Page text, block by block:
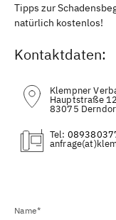
Tipps zur
natürlich kostenlos!
Kontaktdaten:
Klempner
Hauptstraße 12
83075
Tel:
(at)
Name*